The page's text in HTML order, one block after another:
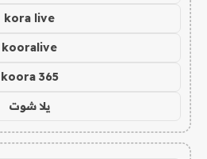
kora live
kooralive
koora 365
يلا شوت